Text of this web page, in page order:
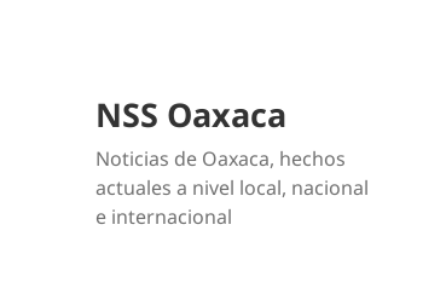
NSS Oaxaca
Noticias de Oaxaca, hechos
actuales a nivel local, nacional
e internacional